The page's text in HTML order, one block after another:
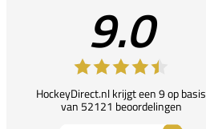
9.0
HockeyDirect.nl krijgt een 9 op basis
van 52121 beoordelingen